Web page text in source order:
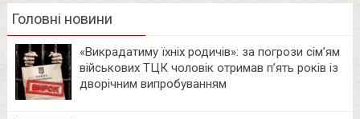
Головні новини
«Викрадатиму їхніх родичів»: за погрози сім’ям
військових ТЦК чоловік отримав п’ять років із
дворічним випробуванням